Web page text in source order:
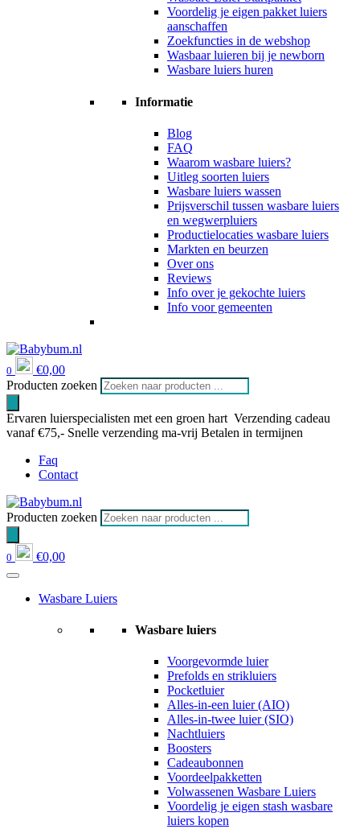
Voordelig je eigen pakket luiers
aanschaffen
Zoekfuncties in de webshop
Wasbaar luieren bij je newborn
Wasbare luiers huren
Informatie
Blog
FAQ
Waarom wasbare luiers?
Uitleg soorten luiers
Wasbare luiers wassen
Prijsverschil tussen wasbare luiers
en wegwerpluiers
Productielocaties wasbare luiers
Markten en beurzen
Over ons
Reviews
Info over je gekochte luiers
Info voor gemeenten
0 €0,00
Producten zoeken
Ervaren luierspecialisten met een groen hart Verzending cadeau
vanaf €75,- Snelle verzending ma-vrij Betalen in termijnen
Faq
Contact
Producten zoeken
0 €0,00
Wasbare Luiers
Wasbare luiers
Voorgevormde luier
Prefolds en strikluiers
Pocketluier
Alles-in-een luier (AIO)
Alles-in-twee luier (SIO)
Nachtluiers
Boosters
Cadeaubonnen
Voordeelpakketten
Volwassenen Wasbare Luiers
Voordelig je eigen stash wasbare
luiers kopen